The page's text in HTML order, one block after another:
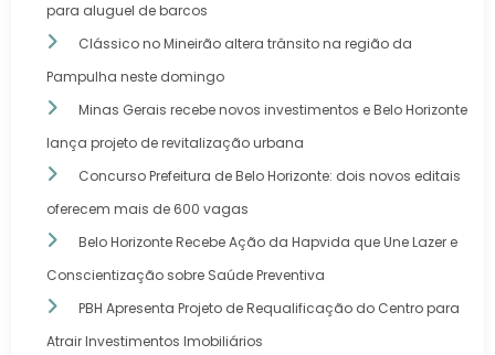
para aluguel de barcos
Clássico no Mineirão altera trânsito na região da
Pampulha neste domingo
Minas Gerais recebe novos investimentos e Belo Horizonte
lança projeto de revitalização urbana
Concurso Prefeitura de Belo Horizonte: dois novos editais
oferecem mais de 600 vagas
Belo Horizonte Recebe Ação da Hapvida que Une Lazer e
Conscientização sobre Saúde Preventiva
PBH Apresenta Projeto de Requalificação do Centro para
Atrair Investimentos Imobiliários